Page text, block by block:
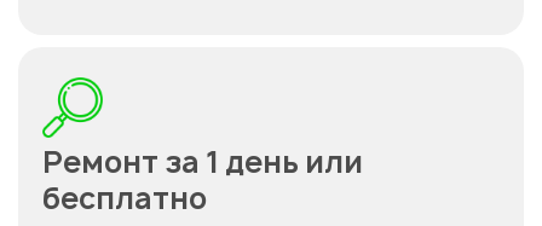
Ремонт за 1 день или
бесплатно